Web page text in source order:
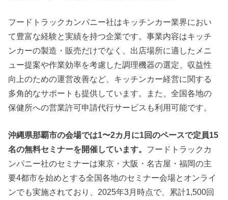
フードトラックカンパニー社はキッチンカー業界におい
て豊富な経験と実績を持つ企業です。事業内容はキッチ
ンカーの製造・販売だけでなく、出店場所に適したメニ
ュー提案や作業効率を考慮した調理機器の選定、収益性
向上のための運営改善など、キッチンカー経営に関する
多角的なサポートも提供しています。また、全国各地の
保健所への営業許可申請代行サービスも利用可能です。
沖縄県那覇市の会場では1〜2カ月に1回のペースで定員15
名の無料セミナーを開催しています。 フードトラックカ
ンパニー社のセミナーは東京・大阪・名古屋・福岡の主
要4都市を始めとする全国各地のセミナー会場とオンライ
ンでも実施されており、2025年3月時点で、累計1,500回